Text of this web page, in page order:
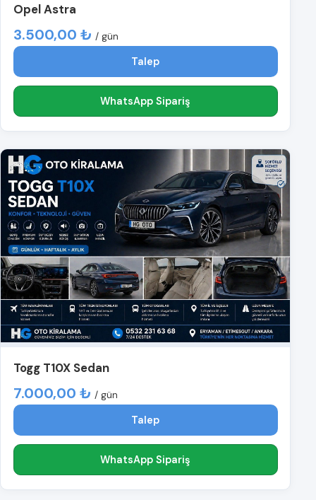
Opel Astra
3.500,00 ₺ / gün
Talep
WhatsApp Sipariş
Togg T10X Sedan
7.000,00 ₺ / gün
Talep
WhatsApp Sipariş